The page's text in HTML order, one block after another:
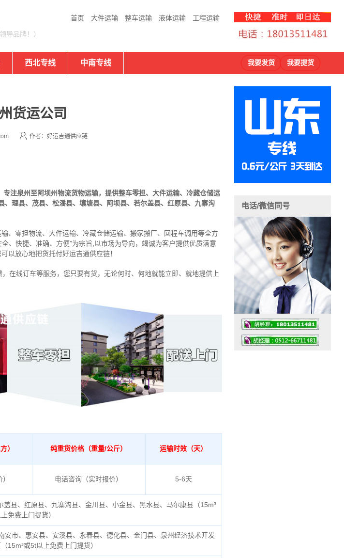
首页 大件运输 整车运输 液体运输 工程运输
导品牌！）
西北专线 中南专线 我要发货 我要提货
货运公司
作者：好运吉通供应链
注泉州至阿坝州物流货物运输，提供整车零担、大件运输、冷藏仓储运
理县、茂县、松潘县、壤塘县、阿坝县、若尔盖县、红原县、九寨沟
、零担物流、大件运输、冷藏仓储运输、搬家搬厂、回程车调用等全方
、快捷、准确、方便”为宗旨,以市场为导向，竭诚为客户提供优质满意
以放心地把货托付好运吉通供应链！
在线订车等服务，您只要有货，无论何时、何地就能立即、就地提供上
） 纯重货价格（重量/公斤） 运输时效（天）
电话咨询（实时报价） 5-6天
县、红原县、九寨沟县、金川县、小金县、黑水县、马尔康县（15m³
免费上门提货）
市、惠安县、安溪县、永春县、德化县、金门县、泉州经济技术开发
15m³或5t以上免费上门提货）
电话/微信同号